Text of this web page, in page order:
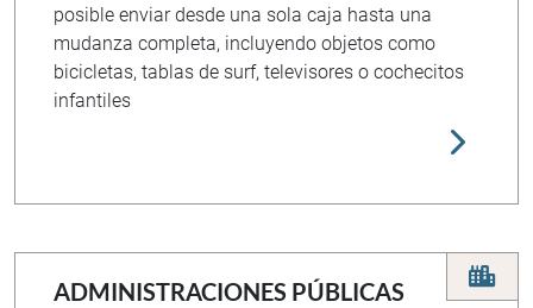
posible enviar desde una sola caja hasta una
mudanza completa, incluyendo objetos como
bicicletas, tablas de surf, televisores o cochecitos
infantiles
ADMINISTRACIONES PÚBLICAS